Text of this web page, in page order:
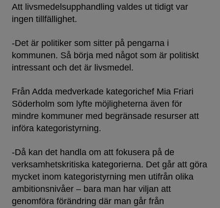
Att livsmedelsupphandling valdes ut tidigt var
ingen tillfällighet.
-Det är politiker som sitter på pengarna i
kommunen. Så börja med något som är politiskt
intressant och det är livsmedel.
Från Adda medverkade kategorichef Mia Friari
Söderholm som lyfte möjligheterna även för
mindre kommuner med begränsade resurser att
införa kategoristyrning.
-Då kan det handla om att fokusera på de
verksamhetskritiska kategorierna. Det går att göra
mycket inom kategoristyrning men utifrån olika
ambitionsnivåer – bara man har viljan att
genomföra förändring där man går från